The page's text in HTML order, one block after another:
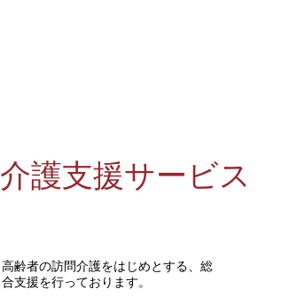
​介護支援サービス
​高齢者の訪問介護をはじめとする、総
合支援を行っております。